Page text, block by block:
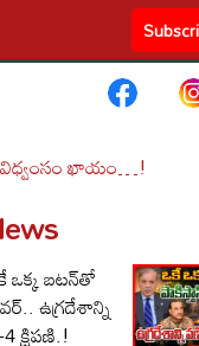
విధ్వంసం ఖాయం…!
ఒక్క బటన్‌తో
ఉగ్రదేశాన్ని
క్షిపణి.!